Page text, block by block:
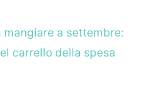
mangiare a settembre:
carrello della spesa